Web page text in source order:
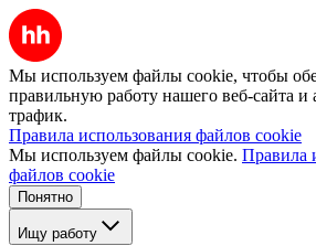
Мы используем файлы cookie, чтобы
правильную работу нашего веб-сайта и
трафик.
Правила использования файлов cookie
Мы используем файлы cookie. Правила
файлов cookie
Понятно
Ищу работу